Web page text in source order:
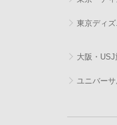
東京ディ
大阪・USJ
ユニバー